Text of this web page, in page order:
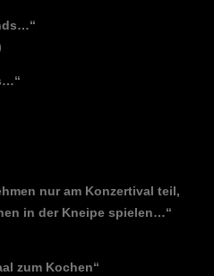
nur am Konzertival teil,
in der Kneipe spielen…“
zum Kochen“